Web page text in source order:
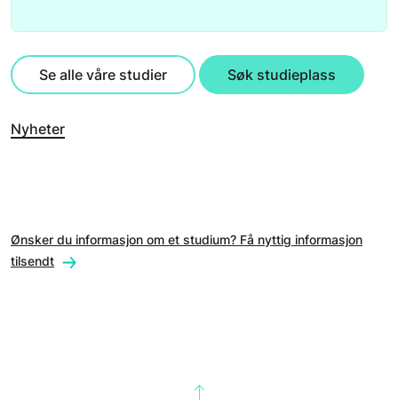
Se alle våre studier Søk studieplass
Nyheter
Ønsker du informasjon om et studium? Få nyttig informasjon
tilsendt